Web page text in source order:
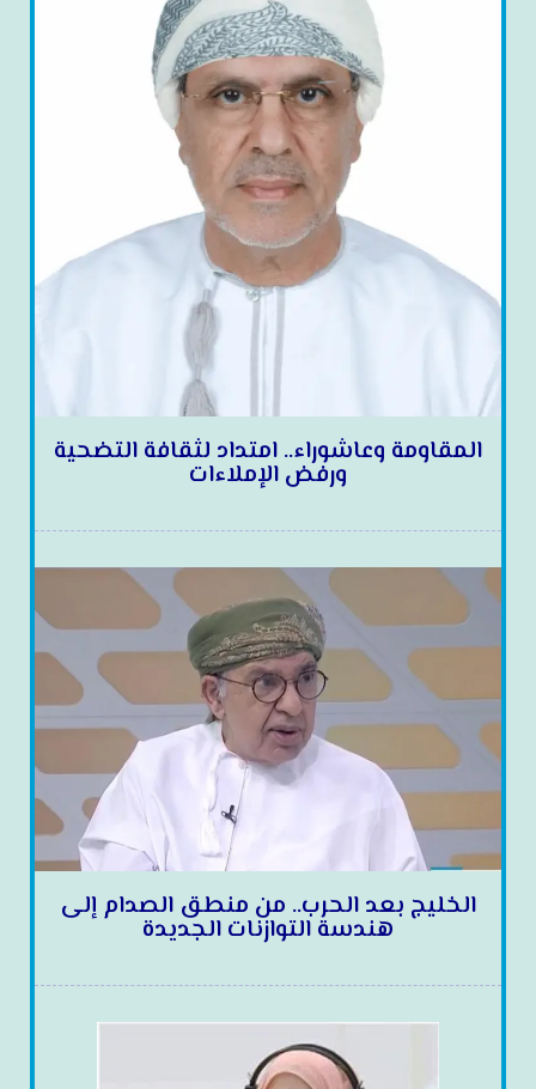
المقاومة وعاشوراء.. امتداد لثقافة التضحية
ورفض الإملاءات
الخليج بعد الحرب.. من منطق الصدام إلى
هندسة التوازنات الجديدة